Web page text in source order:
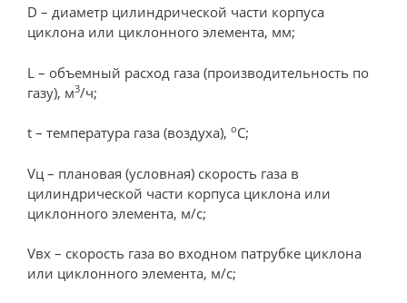
D – диаметр цилиндрической части корпуса
циклона или циклонного элемента, мм;
L – объемный расход газа (производительность по
газу), м3/ч;
t – температура газа (воздуха), оС;
Vц – плановая (условная) скорость газа в
цилиндрической части корпуса циклона или
циклонного элемента, м/с;
Vвх – скорость газа во входном патрубке циклона
или циклонного элемента, м/с;